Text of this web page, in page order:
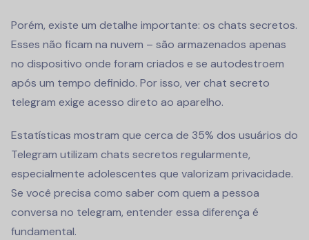
Porém, existe um detalhe importante: os chats secretos.
Esses não ficam na nuvem – são armazenados apenas
no dispositivo onde foram criados e se autodestroem
após um tempo definido. Por isso, ver chat secreto
telegram exige acesso direto ao aparelho.
Estatísticas mostram que cerca de 35% dos usuários do
Telegram utilizam chats secretos regularmente,
especialmente adolescentes que valorizam privacidade.
Se você precisa como saber com quem a pessoa
conversa no telegram, entender essa diferença é
fundamental.